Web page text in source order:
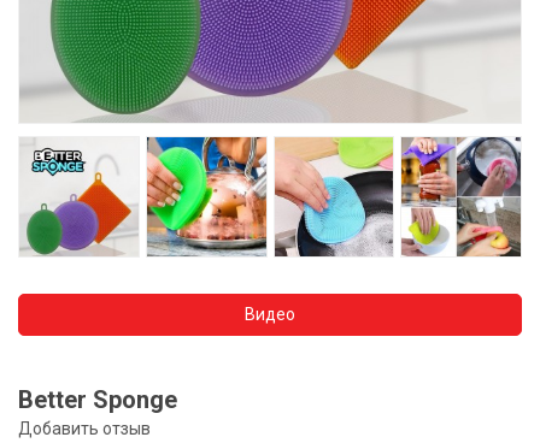
Видео
Better Sponge
Добавить отзыв